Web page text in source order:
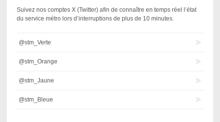
Suivez nos comptes X (Twitter) afin de connaître en temps réel l’état
du service métro lors d’interruptions de plus de 10 minutes.
@stm_Verte
@stm_Orange
@stm_Jaune
@stm_Bleue